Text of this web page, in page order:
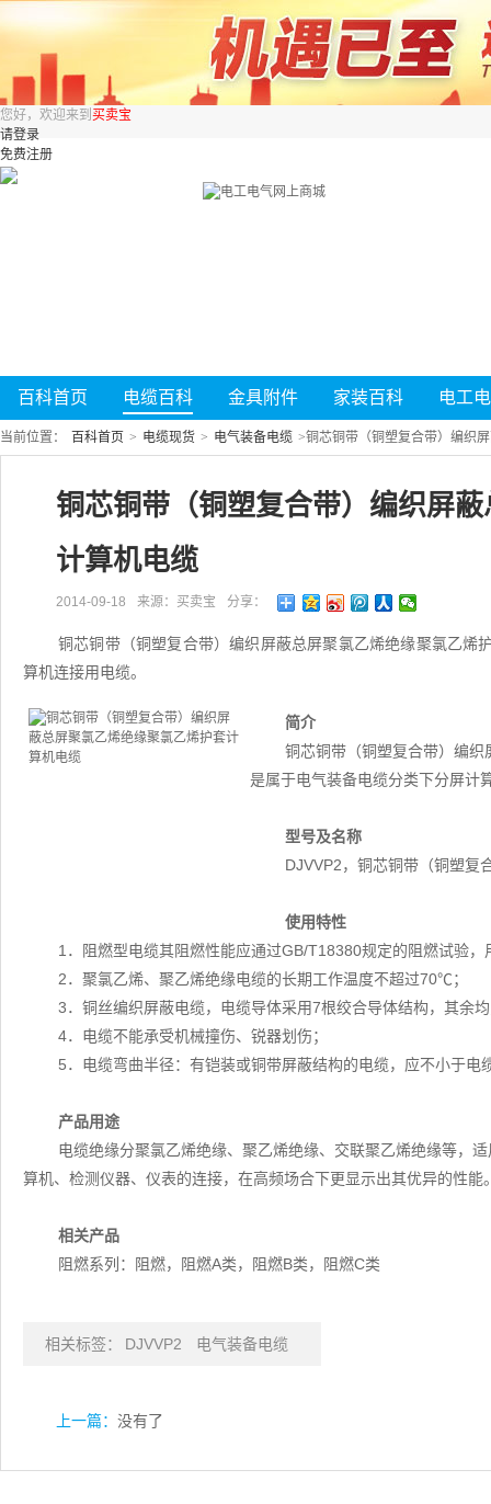
您好，欢迎来到 买卖宝
请登录
免费注册
百科首页 电缆百科 金具附件 家装百科 电工
当前位置： 百科首页 > 电缆现货 > 电气装备电缆 >铜芯铜带（铜塑复合带）编织
铜芯铜带（铜塑复合带）编织屏
计算机电缆
2014-09-18 来源：买卖宝 分享：
铜芯铜带（铜塑复合带）编织屏蔽总屏聚氯乙烯绝缘聚氯乙烯
算机连接用电缆。
简介
铜芯铜带（铜塑复合带）编
是属于电气装备电缆分类下分屏计
型号及名称
DJVVP2，铜芯铜带（铜塑复
使用特性
1．阻燃型电缆其阻燃性能应通过GB/T18380规定的阻燃试验
2．聚氯乙烯、聚乙烯绝缘电缆的长期工作温度不超过70℃；
3．铜丝编织屏蔽电缆，电缆导体采用7根绞合导体结构，其余
4．电缆不能承受机械撞伤、锐器划伤；
5．电缆弯曲半径：有铠装或铜带屏蔽结构的电缆，应不小于电
产品用途
电缆绝缘分聚氯乙烯绝缘、聚乙烯绝缘、交联聚乙烯绝缘等，
算机、检测仪器、仪表的连接，在高频场合下更显示出其优异的性能
相关产品
阻燃系列：阻燃，阻燃A类，阻燃B类，阻燃C类
相关标签： DJVVP2 电气装备电缆
上一篇： 没有了